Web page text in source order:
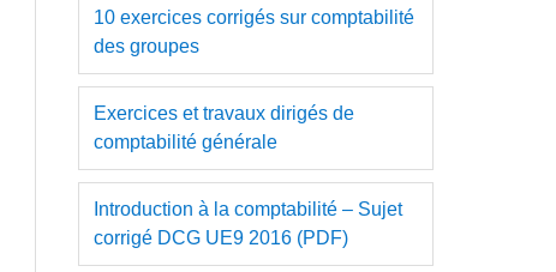
10 exercices corrigés sur comptabilité
des groupes
Exercices et travaux dirigés de
comptabilité générale
Introduction à la comptabilité – Sujet
corrigé DCG UE9 2016 (PDF)